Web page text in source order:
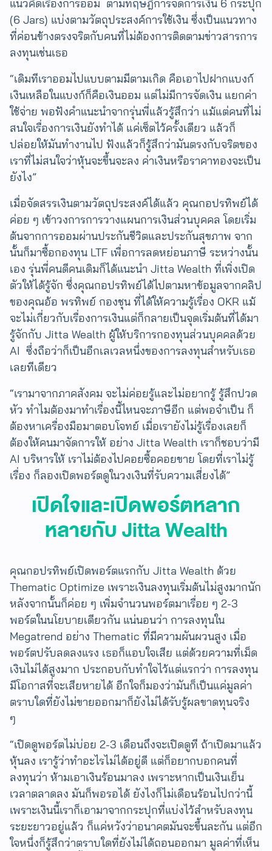
แนวคิดเรื่องการออม ตามทฤษฎีการจัดการเงิน 6 กระปุก
(6 Jars) แบ่งตามวัตถุประสงค์การใช้เงิน ซึ่งเป็นแนวทาง
ที่ค่อนข้างตรงจริตกับคนที่ไม่ต้องการติดตามข่าวสารการ
ลงทุนเช่นเธอ
“เดิมทีเราออมไปแบบตามมีตามเกิด คือเอาไปฝากแบงก์
เงินเหลือในแบงก์ก็คือเงินออม แต่ไม่มีการจัดเงิน แยกค่า
ใช้จ่าย พอฟังคำแนะนำจากรุ่นพี่แล้วรู้สึกว่า แม้แต่คนที่ไม่
สนใจเรื่องการเงินยังทำได้ แค่เซ็ตไว้ครั้งเดียว แล้วก็
ปล่อยให้มันทำงานไป ​ฟังแล้วก็รู้สึกว่ามันตรงกับจริตของ
เราที่ไม่สนใจว่าหุ้นจะขึ้นจะลง ค่าเงินหรือราคาทองจะเป็น
ยังไง”
เมื่อจัดสรรเงินตามวัตถุประสงค์ได้แล้ว คุณกอปรทิพย์ได้
ค่อย ๆ เข้าวงการการวางแผนการเงินส่วนบุคคล โดยเริ่ม
ต้นจากการออมผ่านประกันชีวิตและประกันสุขภาพ จาก
นั้นก็มาซื้อกองทุน LTF เพื่อการลดหย่อนภาษี ระหว่างนั้น
เอง รุ่นพี่คนดีคนเดิมก็ได้แนะนำ Jitta Wealth ที่เพิ่งเปิด
ตัวให้ได้รู้จัก ซึ่งคุณกอปรทิพย์ได้ไปตามหาข้อมูลจากคลิป
ของ​คุณอ้อ พรทิพย์ กองชุน ที่ได้ให้ความรู้เรื่อง OKR แม้
จะไม่เกี่ยวกับเรื่องการเงินแต่ก็กลายเป็นจุดเริ่มต้นที่ได้มา​
รู้จักกับ Jitta Wealth ผู้ให้บริการกองทุนส่วนบุคคลด้วย
AI ซึ่งถือว่าก็เป็นอีกเลเวลหนึ่งของการลงทุนสำหรับเธอ
เลยทีเดียว
“เรามาจากภาคสังคม จะไม่ค่อยรู้และไม่อยากรู้ รู้สึกปวด
หัว ทำไมต้องมาทำเรื่องนี้ไหนจะภาษีอีก ​แต่พอจำเป็น ก็
ต้องหาเครื่องมือมาตอบโจทย์​ เมื่อเรายังไม่รู้เรื่องเลยก็
ต้องให้คนมาจัดการให้ อย่าง Jitta Wealth เราก็ชอบว่ามี
AI บริหารให้ เราไม่ต้องไปคอยซื้อคอยขาย โดยที่เราไม่รู้
เรื่อง ก็ลองเปิดพอร์ตดูในวงเงินที่รับความเสี่ยงได้”
เปิดใจและเปิดพอร์ตหลาก
หลายกับ Jitta Wealth
คุณกอปรทิพย์เปิดพอร์ตแรกกับ Jitta Wealth ด้วย
Thematic Optimize เพราะเงินลงทุนเริ่มต้นไม่สูงมากนัก
หลังจากนั้นก็ค่อย ๆ เพิ่มจำนวนพอร์ตมาเรื่อย ๆ 2-3
พอร์ตในนโยบายเดียวกัน แน่นอนว่า การลงทุนใน
Megatrend อย่าง Thematic ที่มีความผันผวนสูง เมื่อ
พอร์ตปรับลดลงแรง เธอก็แอบใจเสีย แต่ด้วยความที่เม็ด
เงินไม่ได้สูงมาก ประกอบกับทำใจไว้แต่แรกว่า การลงทุน
มีโอกาสที่จะเสียหายได้ อีกใจก็มองว่ามันก็เป็นแค่มูลค่า
ตราบใดที่ยังไม่ขายออกมาก็ยังไม่ได้รับรู้ผลขาดทุนจริง
ๆ
“เปิดดูพอร์ตไม่บ่อย 2-3 เดือนถึงจะเปิดดูที ถ้าเปิดมาแล้ว
หุ้นลง เรารู้ว่าทำอะไรไม่ได้อยู่ดี แต่ก็อยากบอกคนที่
ลงทุนว่า ห้ามเอาเงินร้อนมาลง เพราะหากเป็นเงินเย็น
เวลาตลาดลง มันก็พอรอได้ ยังไงก็ไม่เดือนร้อนไปกว่านี้
เพราะเงินนี้เราก็เอามาจากกระปุกที่แบ่งไว้สำหรับลงทุน
ระยะยาวอยู่แล้ว ก็แค่หวังว่าอนาคตมันจะขึ้นละกัน แต่อีก
ใจหนึ่งก็รู้สึกว่าตราบใดที่ยังไม่ได้ถอนออกมา มูลค่าที่เห็น